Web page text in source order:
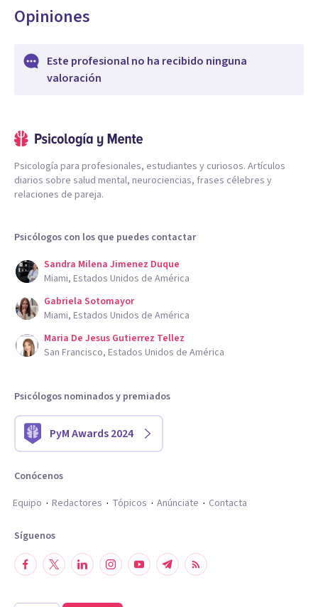
Opiniones
Este profesional no ha recibido ninguna
valoración
Psicología para profesionales, estudiantes y curiosos. Artículos
diarios sobre salud mental, neurociencias, frases célebres y
relaciones de pareja.
Psicólogos con los que puedes contactar
Sandra Milena Jimenez Duque
Miami, Estados Unidos de América
Gabriela Sotomayor
Miami, Estados Unidos de América
Maria De Jesus Gutierrez Tellez
San Francisco, Estados Unidos de América
Psicólogos nominados y premiados
PyM Awards 2024
Conócenos
Equipo
Redactores Tópicos Anúnciate Contacta
Síguenos